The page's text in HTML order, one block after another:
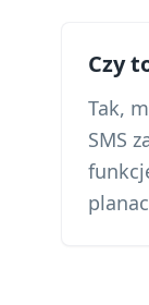
Czy
Tak,
SMS